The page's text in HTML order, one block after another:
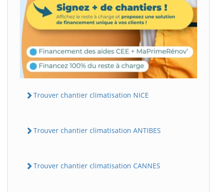
Trouver chantier climatisation NICE
Trouver chantier climatisation ANTIBES
Trouver chantier climatisation CANNES